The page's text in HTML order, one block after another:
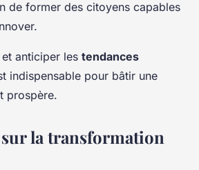
de former des citoyens capables
anticiper les tendances
indispensable pour bâtir une
prospère.
sur la transformation